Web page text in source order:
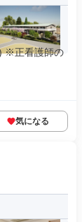
※正看護師の
気になる